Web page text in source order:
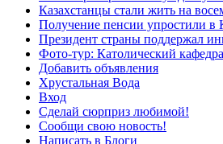
Казахстанцы стали жить на
Получение пенсии упростили в
Президент страны поддержал
Фото-тур: Католический
Добавить объявления
Хрустальная Вода
Вход
Сделай сюрприз любимой!
Сообщи свою новость!
Написать в Блоги